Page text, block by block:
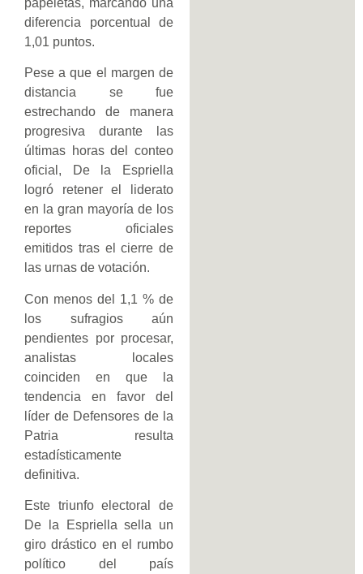
papeletas, marcando una
diferencia porcentual de
1,01 puntos.
Pese a que el margen de
distancia se fue
estrechando de manera
progresiva durante las
últimas horas del conteo
oficial, De la Espriella
logró retener el liderato
en la gran mayoría de los
reportes oficiales
emitidos tras el cierre de
las urnas de votación.
Con menos del 1,1 % de
los sufragios aún
pendientes por procesar,
analistas locales
coinciden en que la
tendencia en favor del
líder de Defensores de la
Patria resulta
estadísticamente
definitiva.
Este triunfo electoral de
De la Espriella sella un
giro drástico en el rumbo
político del país